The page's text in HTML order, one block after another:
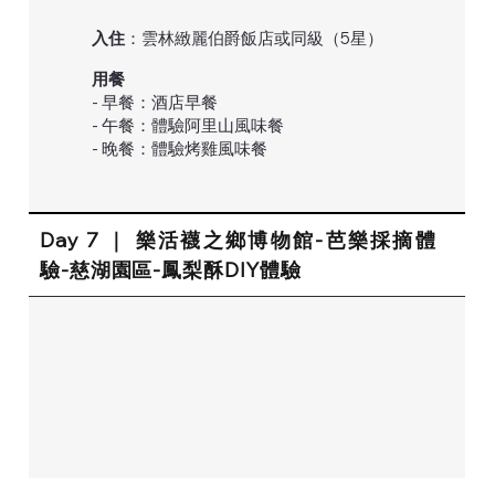
入住 ：雲林緻麗伯爵飯店或同級（5星）
用餐
- 早餐：酒店早餐
- 午餐：體驗阿里山風味餐
- 晚餐：體驗烤雞風味餐
Day 7 ｜ 樂活襪之鄉博物館-芭樂採摘體
驗-慈湖園區-鳳梨酥DIY體驗